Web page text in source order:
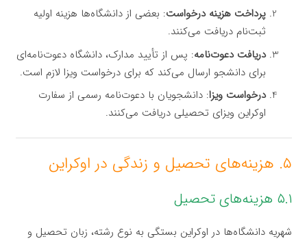
پرداخت هزینه درخواست: بعضی از دانشگاه‌ها هزینه اولیه
ثبت‌نام دریافت می‌کنند.
دریافت دعوت‌نامه: پس از تأیید مدارک، دانشگاه دعوت‌نامه‌ای
برای دانشجو ارسال می‌کند که برای درخواست ویزا لازم است.
درخواست ویزا: دانشجویان با دعوت‌نامه رسمی از سفارت
اوکراین ویزای تحصیلی دریافت می‌کنند.
۵. هزینه‌های تحصیل و زندگی در اوکراین
۵.۱ هزینه‌های تحصیل
شهریه دانشگاه‌ها در اوکراین بستگی به نوع رشته، زبان تحصیل و